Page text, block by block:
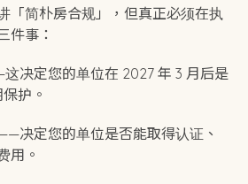
「简朴房合规」，但真正必须在执
件事：
决定您的单位在 2027 年 3 月后是
护。
决定您的单位是否能取得认证、
用。